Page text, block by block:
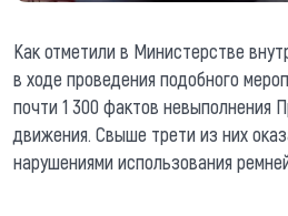
Как отметили в Министерстве
в ходе проведения подобного
почти 1 300 фактов невыполнения
движения. Свыше трети из них
нарушениями использования